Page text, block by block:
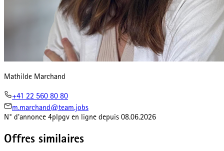
Mathilde Marchand
+41 22 560 80 80
m.marchand@team.jobs
N° d'annonce 4plpgv en ligne depuis 08.06.2026
Offres similaires